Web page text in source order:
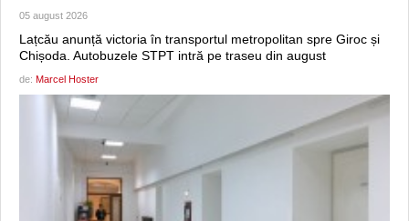
05 august 2026
Lațcău anunță victoria în transportul metropolitan spre Giroc și
Chișoda. Autobuzele STPT intră pe traseu din august
de: Marcel Hoster